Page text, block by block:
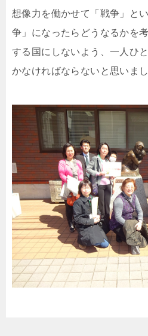
想像力を働かせて「戦争」と
争」になったらどうなるかを
する国にしないよう、一人ひ
かなければならないと思いまし